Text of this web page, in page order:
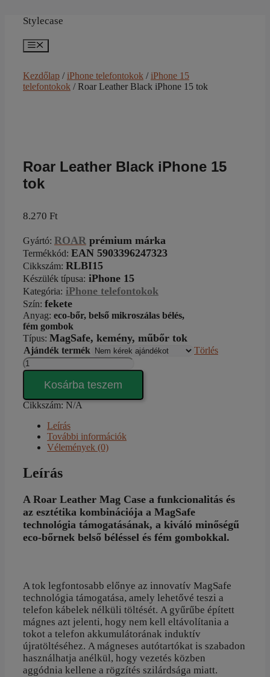
Stylecase
Kezdőlap / iPhone telefontokok / iPhone 15
telefontokok / Roar Leather Black iPhone 15 tok
Roar Leather Black iPhone 15
tok
8.270 Ft
Gyártó: ROAR prémium márka
Termékkód: EAN 5903396247323
Cikkszám: RLBI15
Készülék típusa: iPhone 15
Kategória: iPhone telefontokok
Szín: fekete
Anyag: eco-bőr, belső mikroszálas bélés,
fém gombok
Típus: MagSafe, kemény, műbőr tok
Ajándék termék
Törlés
Roar
Leather
15
mennyiség
Kosárba teszem
Cikkszám: N/A
Leírás
További információk
Vélemények (0)
Leírás
A Roar Leather Mag Case a funkcionalitás és
az esztétika kombinációja a MagSafe
technológia támogatásának, a kiváló minőségű
eco-bőrnek belső béléssel és fém gombokkal.
A tok legfontosabb előnye az innovatív MagSafe
technológia támogatása, amely lehetővé teszi a
telefon kábelek nélküli töltését. A gyűrűbe épített
mágnes azt jelenti, hogy nem kell eltávolítania a
tokot a telefon akkumulátorának induktív
újratöltéséhez. A mágneses autótartókat is szabadon
használhatja anélkül, hogy vezetés közben
aggódnia kellene a rögzítés szilárdsága miatt.